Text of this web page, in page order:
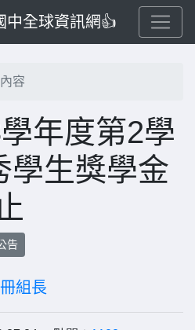
中全球資訊網👍
容
年度第2學
學生獎學金
告
組長